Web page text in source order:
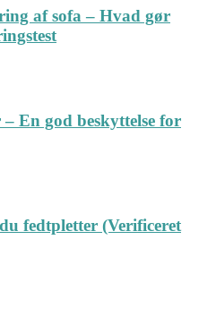
af sofa – Hvad gør
En god beskyttelse for
fedtpletter (Verificeret